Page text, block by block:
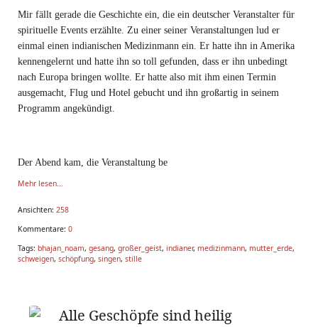
Mir fällt gerade die Geschichte ein, die ein deutscher Veranstalter für
spirituelle Events erzählte. Zu einer seiner Veranstaltungen lud er
einmal einen indianischen Medizinmann ein. Er hatte ihn in Amerika
kennengelernt und hatte ihn so toll gefunden, dass er ihn unbedingt
nach Europa bringen wollte. Er hatte also mit ihm einen Termin
ausgemacht, Flug und Hotel gebucht und ihn großartig in seinem
Programm angekündigt.
Der Abend kam, die Veranstaltung be
Mehr lesen...
Ansichten: 258
Kommentare: 0
Tags: bhajan_noam, gesang, großer_geist, indianer, medizinmann, mutter_erde,
schweigen, schöpfung, singen, stille
Alle Geschöpfe sind heilig